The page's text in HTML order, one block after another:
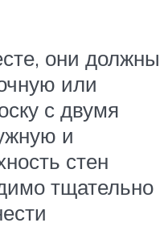
они должны
или
с двумя
и
стен
тщательно